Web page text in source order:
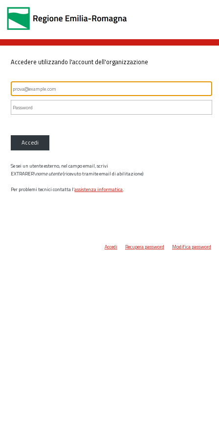
Accedere utilizzando l'account dell'organizzazione
Accedi
Se sei un utente esterno, nel campo email, scrivi
EXTRARER\nome utente(ricevuto tramite email di abilitazione)
Per problemi tecnici contatta l’assistenza informatica.
Accedi Recupera password Modifica password